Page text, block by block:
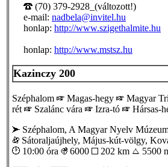
(70) 379-2928_(változott!)
e-mail: nadbela@invitel.hu
honlap: http://www.szigethalmite.hu
honlap: http://www.mstsz.hu
Kazinczy 200
Széphalom Magas-hegy Magyar
rét
Szalánc vára Izra-tó Hársas-
Széphalom, A Magyar Nyelv
Sátoraljaújhely, Május-kút-völgy,
10:00 óra
6000 202 km 5500